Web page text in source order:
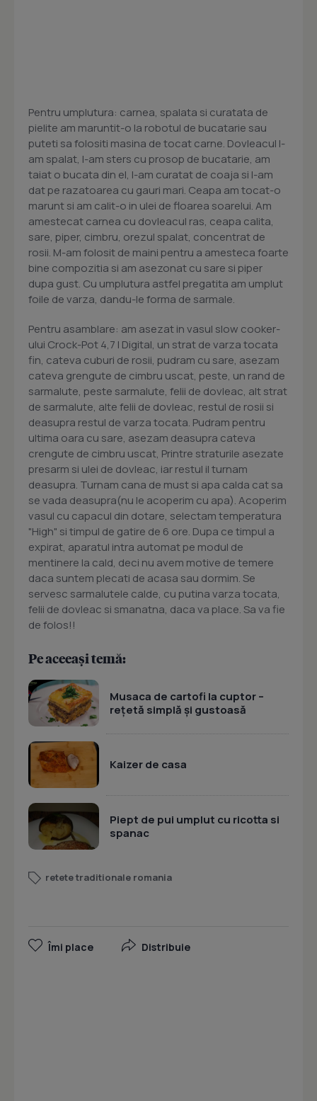
Pentru umplutura: carnea, spalata si curatata de
pielite am maruntit-o la robotul de bucatarie sau
puteti sa folositi masina de tocat carne. Dovleacul l-
am spalat, l-am sters cu prosop de bucatarie, am
taiat o bucata din el, l-am curatat de coaja si l-am
dat pe razatoarea cu gauri mari. Ceapa am tocat-o
marunt si am calit-o in ulei de floarea soarelui. Am
amestecat carnea cu dovleacul ras, ceapa calita,
sare, piper, cimbru, orezul spalat, concentrat de
rosii. M-am folosit de maini pentru a amesteca foarte
bine compozitia si am asezonat cu sare si piper
dupa gust. Cu umplutura astfel pregatita am umplut
foile de varza, dandu-le forma de sarmale.
Pentru asamblare: am asezat in vasul slow cooker-
ului Crock-Pot 4,7 l Digital, un strat de varza tocata
fin, cateva cuburi de rosii, pudram cu sare, asezam
cateva grengute de cimbru uscat, peste, un rand de
sarmalute, peste sarmalute, felii de dovleac, alt strat
de sarmalute, alte felii de dovleac, restul de rosii si
deasupra restul de varza tocata. Pudram pentru
ultima oara cu sare, asezam deasupra cateva
crengute de cimbru uscat, Printre straturile asezate
presarm si ulei de dovleac, iar restul il turnam
deasupra. Turnam cana de must si apa calda cat sa
se vada deasupra(nu le acoperim cu apa). Acoperim
vasul cu capacul din dotare, selectam temperatura
"High" si timpul de gatire de 6 ore. Dupa ce timpul a
expirat, aparatul intra automat pe modul de
mentinere la cald, deci nu avem motive de temere
daca suntem plecati de acasa sau dormim. Se
servesc sarmalutele calde, cu putina varza tocata,
felii de dovleac si smanatna, daca va place. Sa va fie
de folos!!
Pe aceeași temă:
Musaca de cartofi la cuptor –
rețetă simplă și gustoasă
Kaizer de casa
Piept de pui umplut cu ricotta si
spanac
retete traditionale romania
Îmi place Distribuie